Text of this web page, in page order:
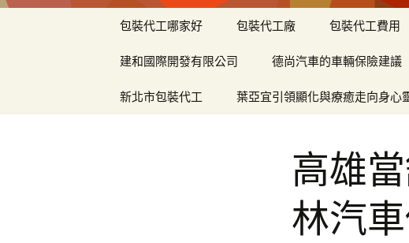
包裝代工哪家好 包裝代工廠 包裝代工費用
建和國際開發有限公司 德尚汽車的車輛保險建議
新北市包裝代工 葉亞宜引領顯化與療癒走向身心
高雄
林汽